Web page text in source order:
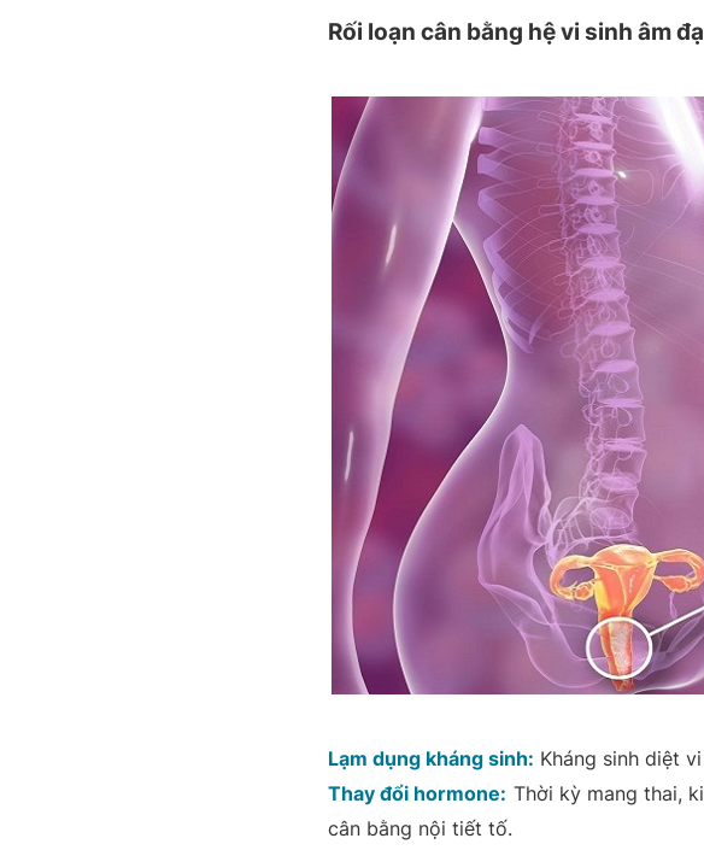
Rối loạn cân bằng hệ vi sinh âm
Lạm dụng kháng sinh: Kháng sinh diệt
Thay đổi hormone: Thời kỳ mang thai,
cân bằng nội tiết tố.